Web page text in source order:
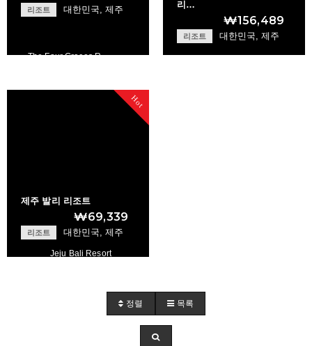
리조트 대한민국, 제주
The Four Graces R…
+
리…
₩156,489
리조트 대한민국, 제주
Hot
제주 발리 리조트
₩69,339
리조트 대한민국, 제주
Jeju Bali Resort
+
정렬 목록